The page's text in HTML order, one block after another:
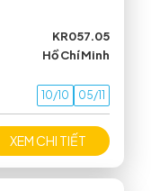
KR057.05
Hồ Chí Minh
10/10 05/11
XEM CHI TIẾT